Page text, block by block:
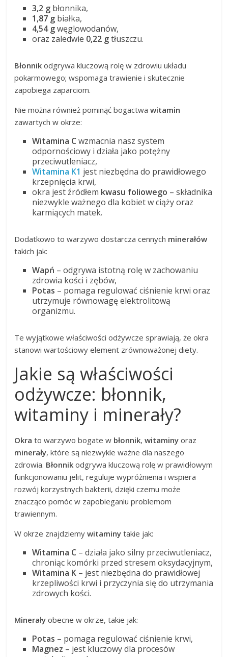
3,2 g błonnika,
1,87 g białka,
4,54 gwęglowodanów,
oraz zaledwie 0,22 gtłuszczu.
Błonnik odgrywa kluczową rolę w zdrowiu układu
pokarmowego; wspomaga trawienie i skutecznie
zapobiega zaparciom.
Nie można również pominąć bogactwawitamin
zawartych w okrze:
Witamina Cwzmacnia nasz system
odpornościowy i działa jako potężny
przeciwutleniacz,
Witamina K1 jest niezbędna do prawidłowego
krzepnięcia krwi,
okra jest źródłem kwasu foliowego – składnika
niezwykle ważnego dla kobiet w ciąży oraz
karmiących matek.
Dodatkowo to warzywo dostarcza cennych minerałów
takich jak:
Wapń – odgrywa istotną rolę w zachowaniu
zdrowia kości i zębów,
Potas – pomaga regulować ciśnienie krwi oraz
utrzymuje równowagę elektrolitową
organizmu.
Te wyjątkowe właściwości odżywcze sprawiają, że okra
stanowi wartościowy element zrównoważonej diety.
Jakie są właściwości
odżywcze: błonnik,
witaminy i minerały?
Okra to warzywo bogate w błonnik,witaminy oraz
minerały, które są niezwykle ważne dla naszego
zdrowia. Błonnik odgrywa kluczową rolę w prawidłowym
funkcjonowaniu jelit, reguluje wypróżnienia i wspiera
rozwój korzystnych bakterii, dzięki czemu może
znacząco pomóc w zapobieganiu problemom
trawiennym.
W okrze znajdziemywitaminy takie jak:
Witamina C – działa jako silny przeciwutleniacz,
chroniąc komórki przed stresem oksydacyjnym,
Witamina K – jest niezbędna do prawidłowej
krzepliwości krwi i przyczynia się do utrzymania
zdrowych kości.
Minerały obecne w okrze, takie jak:
Potas – pomaga regulować ciśnienie krwi,
Magnez – jest kluczowy dla procesów